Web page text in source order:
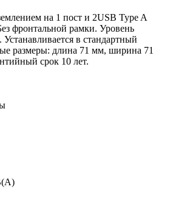
на 1 пост и 2USB Type A
фронтальной рамки. Уровень
в стандартный
размеры: длина 71 мм, ширина 71
срок 10 лет.